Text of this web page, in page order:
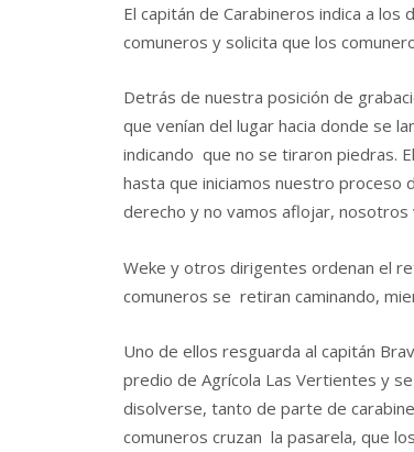
El capitán de Carabineros indica a
comuneros y solicita que los
Detrás de nuestra posición de
que venían del lugar hacia donde se
indicando que no se tiraron piedras.
hasta que iniciamos nuestro proceso
derecho y no vamos aflojar, nosotros
Weke y otros dirigentes ordenan el
comuneros se retiran caminando,
Uno de ellos resguarda al capitán
predio de Agrícola Las Vertientes y
disolverse, tanto de parte de
comuneros cruzan la pasarela, que